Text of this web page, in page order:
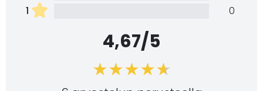
1
0
4,67/5